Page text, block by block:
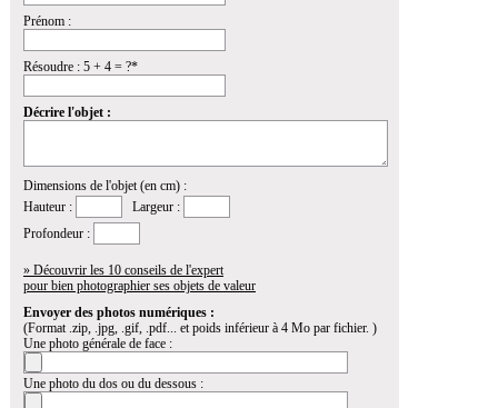
Prénom :
Résoudre : 5 + 4 = ?*
Décrire l'objet :
Dimensions de l'objet (en cm) :
Hauteur :
Largeur :
Profondeur :
» Découvrir les 10 conseils de l'expert
pour bien photographier ses objets de valeur
Envoyer des photos numériques :
(Format .zip, .jpg, .gif, .pdf... et poids inférieur à 4 Mo par fichier. )
Une photo générale de face :
Une photo du dos ou du dessous :